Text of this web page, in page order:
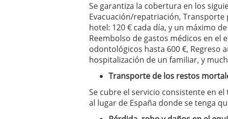
Se garantiza la cobertura en los
Evacuación/repatriación,
hotel: 120 € cada día, y un máximo
Reembolso de gastos médicos en el
odontológicos hasta 600 €, Regreso
hospitalización de un familiar, y
Transporte de los restos
Se cubre el servicio consistente en
al lugar de España donde se tenga